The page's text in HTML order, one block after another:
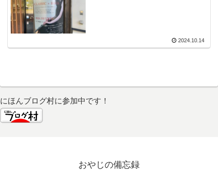
2024.10.14
にほんブログ村に参加中です！
おやじの備忘録